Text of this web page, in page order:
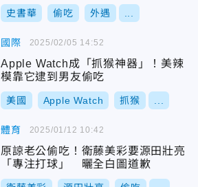
史書華 偷吃 外遇
國際
Apple Watch成「抓猴神器」！美辣
模靠它逮到男友偷吃
美國 Apple Watch 抓猴
2025/02/05 14:52
體育
原諒老公偷吃！衛藤美彩要源田壯亮
「專注打球」 曬全白圖道歉
2025/01/12 10:42